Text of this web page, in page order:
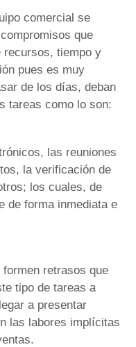
comercial se
que
recursos, tiempo y
pues es muy
de los días, deban
tareas como lo son:
las reuniones
la verificación de
los cuales, de
de forma inmediata e
retrasos que
tipo de tareas a
a presentar
las labores implícitas